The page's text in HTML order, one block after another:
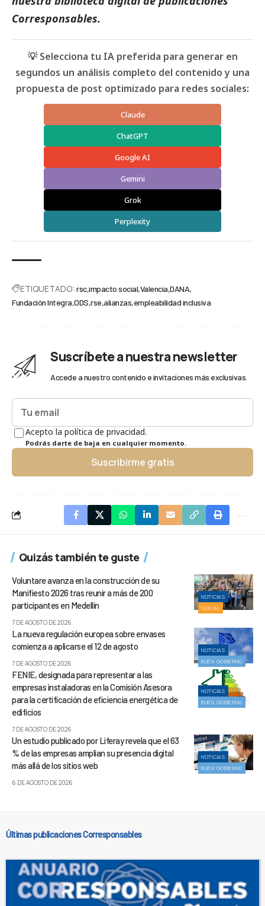
Corresponsables.
💡 Selecciona tu IA preferida para generar en
segundos un análisis completo del contenido y una
propuesta de post optimizado para redes sociales:
Claude
ChatGPT
Google AI
Gemini
Grok
Perplexity
ETIQUETADO: rsc impacto social Valencia DANA
Fundación Integra ODS rse alianzas empleabilidad inclusiva
Suscríbete a nuestra newsletter
Accede a nuestro contenido e invitaciones más exclusivas.
Acepto la política de privacidad.
Podrás darte de baja en cualquier momento.
Suscribirme gratis
Quizás también te guste
NOTICIAS
SOCIAL
Voluntare avanza en la construcción de su
Manifiesto 2026 tras reunir a más de 200
participantes en Medellín
7 DE AGOSTO DE 2026
NOTICIAS
BUEN GOBIERNO
La nueva regulación europea sobre envases
comienza a aplicarse el 12 de agosto
7 DE AGOSTO DE 2026
NOTICIAS
BUEN GOBIERNO
FENIE, designada para representar a las
empresas instaladoras en la Comisión Asesora
para la certificación de eficiencia energética de
edificios
7 DE AGOSTO DE 2026
NOTICIAS
BUEN GOBIERNO
Un estudio publicado por Liferay revela que el 63
% de las empresas amplían su presencia digital
más allá de los sitios web
6 DE AGOSTO DE 2026
Últimas publicaciones Corresponsables